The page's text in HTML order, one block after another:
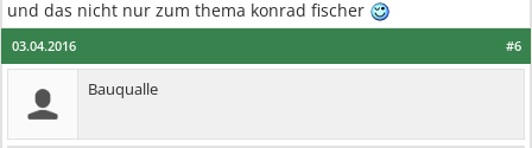
und das nicht nur zum thema konrad fischer
#6
03.04.2016
Bauqualle